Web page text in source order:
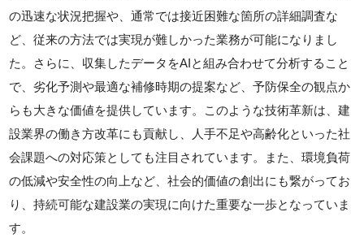
の迅速な状況把握や、通常では接近困難な箇所の詳細調査な
ど、従来の方法では実現が難しかった業務が可能になりまし
た。さらに、収集したデータをAIと組み合わせて分析すること
で、劣化予測や最適な補修時期の提案など、予防保全の観点か
らも大きな価値を提供しています。このような技術革新は、建
設業界の働き方改革にも貢献し、人手不足や高齢化といった社
会課題への対応策としても注目されています。また、環境負荷
の低減や安全性の向上など、社会的価値の創出にも繋がってお
り、持続可能な建設業の実現に向けた重要な一歩となっていま
す。